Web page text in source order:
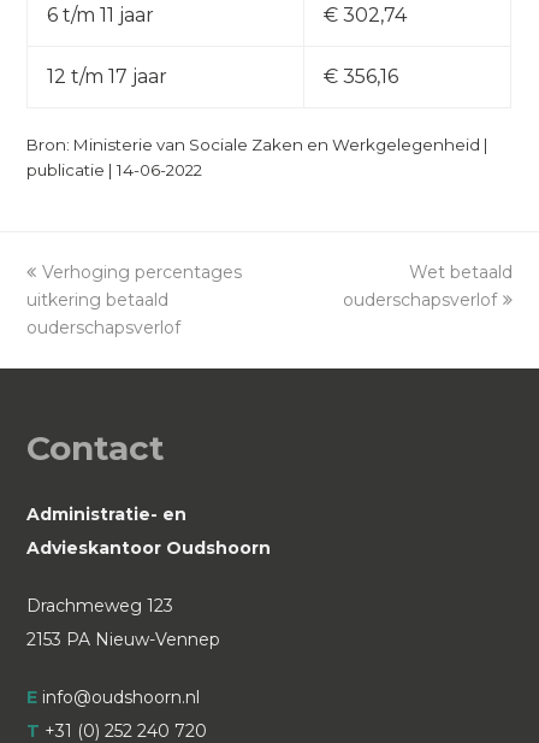
6 t/m 11 jaar € 302,74
12 t/m 17 jaar € 356,16
Bron: Ministerie van Sociale Zaken en Werkgelegenheid |
publicatie | 14-06-2022
previous
post:
Verhoging percentages
uitkering betaald
ouderschapsverlof
next
post:
Wet betaald
ouderschapsverlof
Contact
Administratie- en
Advieskantoor Oudshoorn
Drachmeweg 123
2153 PA Nieuw-Vennep
E info@oudshoorn.nl
T +31 (0) 252 240 720